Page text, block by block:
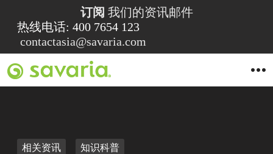
订阅 我们的资讯邮件
热线电话: 400 7654 123
contactasia@savaria.com
O
p
相关资讯 知识科普